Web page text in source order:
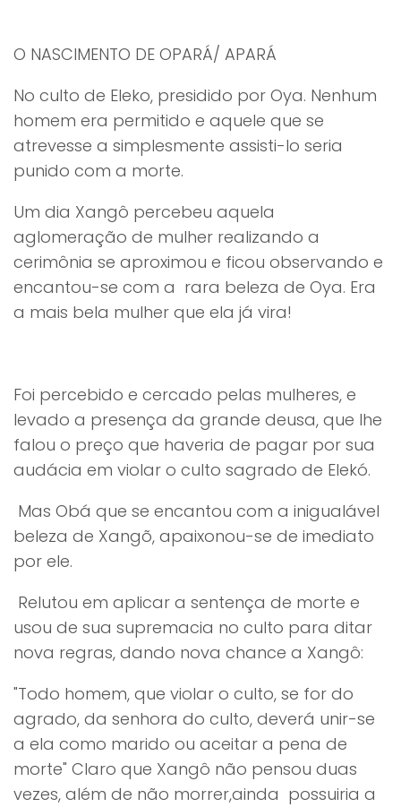
O NASCIMENTO DE OPARÁ/ APARÁ
No culto de Eleko, presidido por Oya. Nenhum
homem era permitido e aquele que se
atrevesse a simplesmente assisti-lo seria
punido com a morte.
Um dia Xangô percebeu aquela
aglomeração de mulher realizando a
cerimônia se aproximou e ficou observando e
encantou-se com a rara beleza de Oya. Era
a mais bela mulher que ela já vira!
Foi percebido e cercado pelas mulheres, e
levado a presença da grande deusa, que lhe
falou o preço que haveria de pagar por sua
audácia em violar o culto sagrado de Elekó.
Mas Obá que se encantou com a inigualável
beleza de Xangõ, apaixonou-se de imediato
por ele.
Relutou em aplicar a sentença de morte e
usou de sua supremacia no culto para ditar
nova regras, dando nova chance a Xangô:
"Todo homem, que violar o culto, se for do
agrado, da senhora do culto, deverá unir-se
a ela como marido ou aceitar a pena de
morte" Claro que Xangô não pensou duas
vezes, além de não morrer,ainda possuiria a